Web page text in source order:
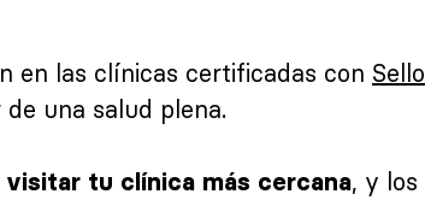
en las clínicas certificadas con Sello
una salud plena.
visitar tu clínica más cercana, y los